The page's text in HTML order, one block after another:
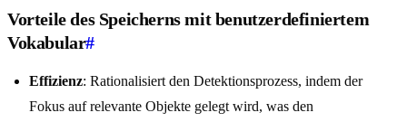
Vorteile des Speicherns mit benutzerdefiniertem
Vokabular#
Effizienz: Rationalisiert den Detektionsprozess, indem der
Fokus auf relevante Objekte gelegt wird, was den